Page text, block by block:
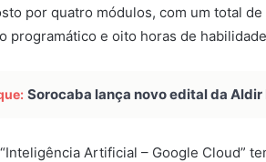
por quatro módulos, com um total
programático e oito horas de
Sorocaba lança novo edital da
Artificial – Google Cloud”